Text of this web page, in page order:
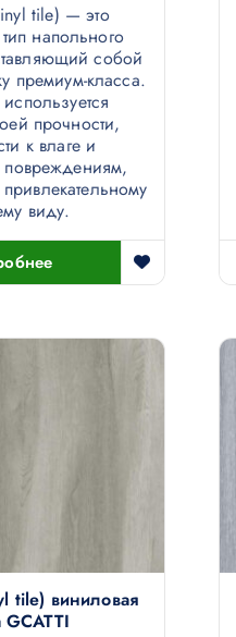
tile) — это
напольного
собой
премиум-класса.
прочности,
к влаге и
виду.
tile) виниловая
GCATTI